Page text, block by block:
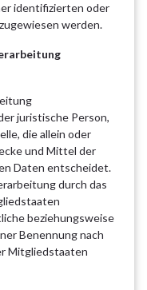
identifizierten oder
werden.
juristische Person,
die allein oder
und Mittel der
Daten entscheidet.
durch das
beziehungsweise
Benennung nach
Mitgliedstaaten